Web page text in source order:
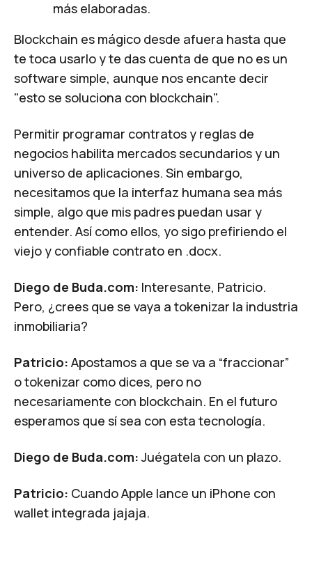
más elaboradas.
Blockchain es mágico desde afuera hasta que
te toca usarlo y te das cuenta de que no es un
software simple, aunque nos encante decir
"esto se soluciona con blockchain".
Permitir programar contratos y reglas de
negocios habilita mercados secundarios y un
universo de aplicaciones. Sin embargo,
necesitamos que la interfaz humana sea más
simple, algo que mis padres puedan usar y
entender. Así como ellos, yo sigo prefiriendo el
viejo y confiable contrato en .docx.
Diego de Buda.com: Interesante, Patricio.
Pero, ¿crees que se vaya a tokenizar la industria
inmobiliaria?
Patricio: Apostamos a que se va a “fraccionar”
o tokenizar como dices, pero no
necesariamente con blockchain. En el futuro
esperamos que sí sea con esta tecnología.
Diego de Buda.com:Juégatela con un plazo.
Patricio: Cuando Apple lance un iPhone con
wallet integrada jajaja.